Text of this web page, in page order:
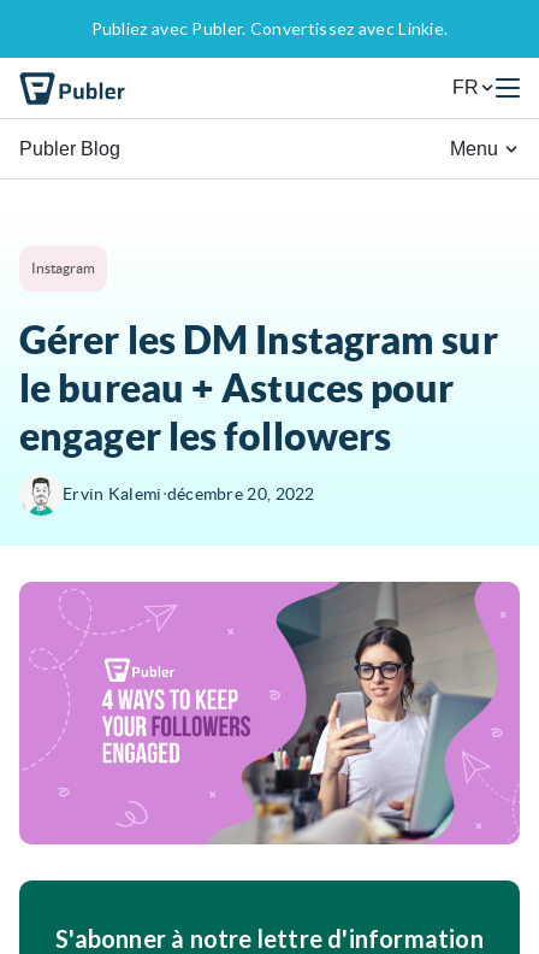
Publiez avec Publer. Convertissez avec Linkie.
FR
Publer Blog Menu
Instagram
Gérer les DM Instagram sur
le bureau + Astuces pour
engager les followers
Ervin Kalemi∙décembre 20, 2022
S'abonner à notre lettre d'information